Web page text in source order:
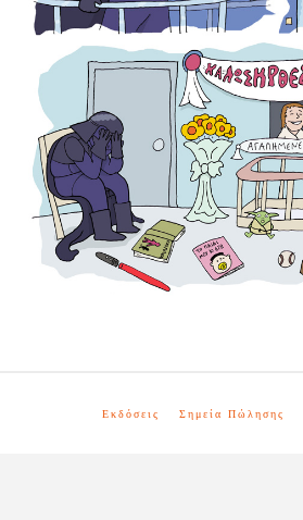
Εκδόσεις Σημεία Πώλησης